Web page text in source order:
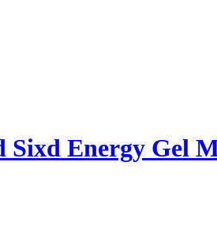
Sixd Energy Gel